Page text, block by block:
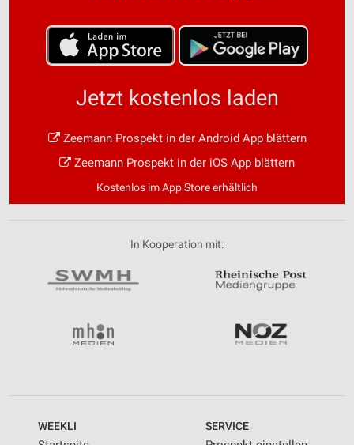
Jetzt kostenlos laden
Zeemann Prospekt in der Android App blättern
Zeemann Prospekt in der iOS App blättern
Kostenlos im App Store erhältlich
In Kooperation mit:
WEEKLI SERVICE